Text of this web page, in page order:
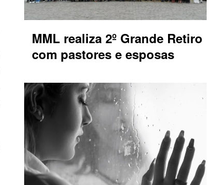
MML realiza 2º Grande Retiro
com pastores e esposas